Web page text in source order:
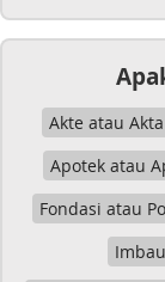
Akte atau Akta
Apotek atau
Fondasi atau